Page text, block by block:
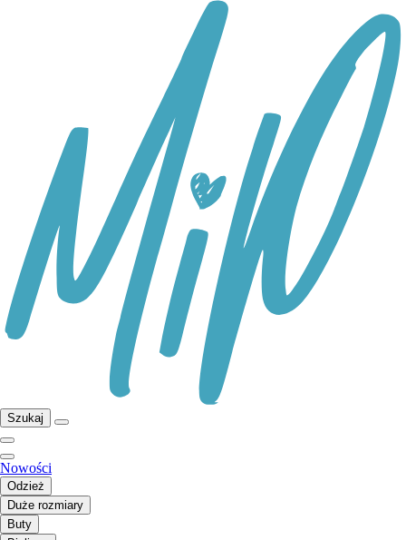
Szukaj
Nowości
Odzież
Duże rozmiary
Buty